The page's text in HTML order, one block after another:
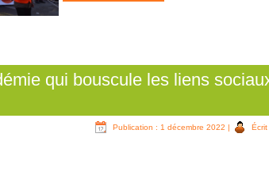
qui bouscule les liens
Publication : 1 décembre 2022 |